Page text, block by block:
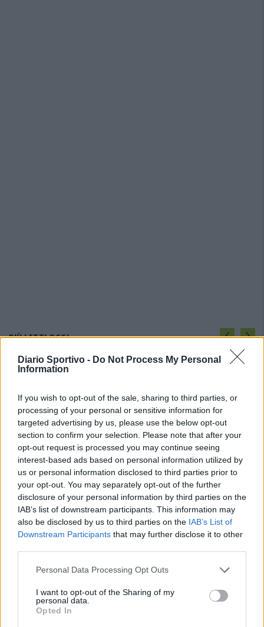
Diario Sportivo - Do Not Process My Personal
Information
If you wish to opt-out of the sale, sharing to third parties, or
processing of your personal or sensitive information for
targeted advertising by us, please use the below opt-out
section to confirm your selection. Please note that after your
opt-out request is processed you may continue seeing
interest-based ads based on personal information utilized by
us or personal information disclosed to third parties prior to
your opt-out. You may separately opt-out of the further
disclosure of your personal information by third parties on the
IAB’s list of downstream participants. This information may
also be disclosed by us to third parties on the IAB’s List of
Downstream Participants that may further disclose it to other
Personal Data Processing Opt Outs
I want to opt-out of the Sharing of my
personal data.
Opted In
PIÙ LETTI OGGI
5 Ago 2026
Anche il Fasano out e le ammissioni salgono
a sei, l'Ilva è la prima società tra le non
ripescate
5 Ago 2026
Coppa Italia: gli accoppiamenti degli ottavi
di finale con i derby di Gallura, Barbagia e
Ogliastra
5 Ago 2026
finale con i derby a Cagliari, Sassari e
Macomer
Il CR sardo esclude anche l'Olbia: l'Usinese è